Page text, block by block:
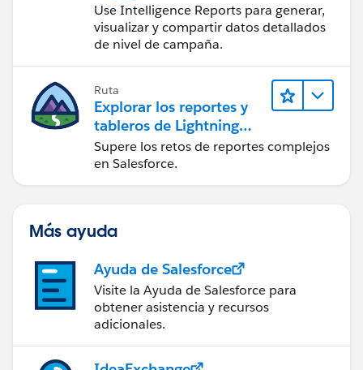
Use Intelligence Reports para generar,
visualizar y compartir datos detallados
de nivel de campaña.
Ruta
Explorar los reportes y
tableros de Lightning
Experience
Supere los retos de reportes complejos
en Salesforce.
Más ayuda
Ayuda de Salesforce
Visite la Ayuda de Salesforce para
obtener asistencia y recursos
adicionales.